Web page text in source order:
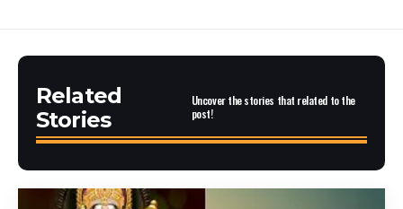
Related
Stories
Uncover the stories that related to the
post!